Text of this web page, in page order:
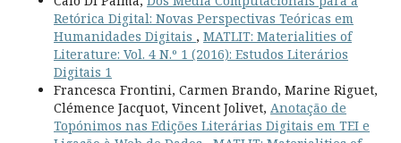
Retórica Digital: Novas Perspectivas Teóricas em
Humanidades Digitais , MATLIT: Materialities of
Literature: Vol. 4 N.º 1 (2016): Estudos Literários
Digitais 1
Francesca Frontini, Carmen Brando, Marine Riguet,
Clémence Jacquot, Vincent Jolivet, Anotação de
Topónimos nas Edições Literárias Digitais em TEI e